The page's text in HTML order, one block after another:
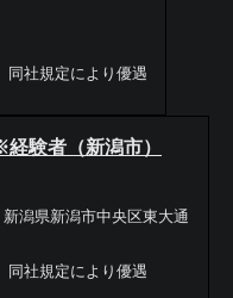
同社規定により優遇
験者（新潟市）
潟県新潟市中央区東大通
同社規定により優遇